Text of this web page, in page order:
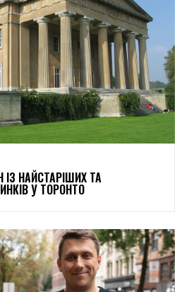
ІЗ НАЙСТАРІШИХ ТА
У ТОРОНТО